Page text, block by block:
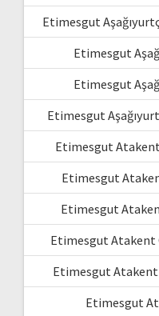
Etimesgut
Etimesgut
Etimesgut
Etimesgut
Etimesgut
Etimesgut
Etimesgut
Etimesgut Atakent
Etimesgut
Etimesgut